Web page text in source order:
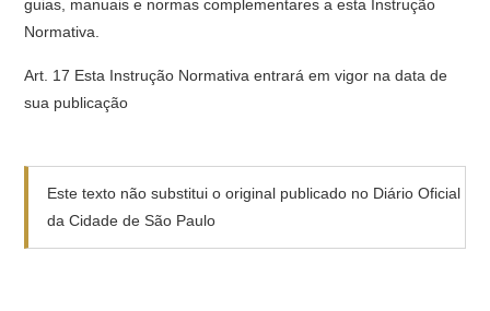
guias, manuais e normas complementares a esta Instrução
Normativa.
Art. 17 Esta Instrução Normativa entrará em vigor na data de
sua publicação
Este texto não substitui o original publicado no Diário Oficial
da Cidade de São Paulo